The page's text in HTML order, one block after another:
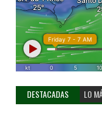
DESTACADAS LO